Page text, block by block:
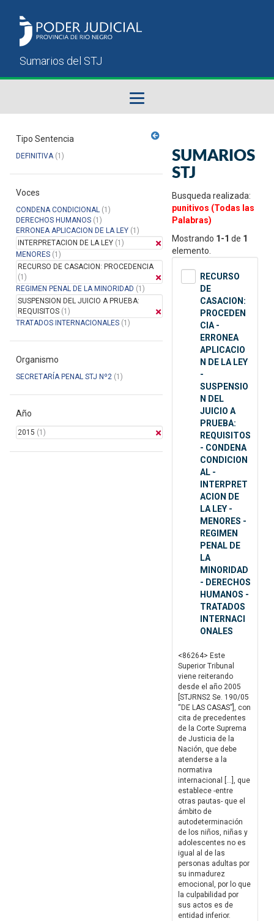
Sumarios del STJ
Manual del Usuario
Tipo Sentencia
DEFINITIVA(1)
Voces
CONDENA CONDICIONAL (1)
DERECHOS HUMANOS (1)
ERRONEA APLICACION DE LA LEY (1)
INTERPRETACION DE LA LEY (1)
MENORES (1)
RECURSO DE CASACION: PROCEDENCIA
(1)
REGIMEN PENAL DE LA MINORIDAD (1)
SUSPENSION DEL JUICIO A PRUEBA:
REQUISITOS (1)
TRATADOS INTERNACIONALES (1)
Organismo
SECRETARÍA PENAL STJ Nº2 (1)
Año
2015 (1)
SUMARIOS
STJ
Busqueda realizada:
punitivos (Todas las
Palabras)
Mostrando 1-1 de 1
elemento.
RECURSO
DE
CASACION:
PROCEDEN
CIA -
ERRONEA
APLICACIO
N DE LA LEY
-
SUSPENSIO
N DEL
JUICIO A
PRUEBA:
REQUISITOS
- CONDENA
CONDICION
AL -
INTERPRET
ACION DE
LA LEY -
MENORES -
REGIMEN
PENAL DE
LA
MINORIDAD
- DERECHOS
HUMANOS -
TRATADOS
INTERNACI
ONALES
<86264> Este
Superior Tribunal
viene reiterando
desde el año 2005
[STJRNS2 Se. 190/05
“DE LAS CASAS”], con
cita de precedentes
de la Corte Suprema
de Justicia de la
Nación, que debe
atenderse a la
normativa
internacional […], que
establece -entre
otras pautas- que el
ámbito de
autodeterminación
de los niños, niñas y
adolescentes no es
igual al de las
personas adultas por
su inmadurez
emocional, por lo que
la culpabilidad por
sus actos es de
entidad inferior.